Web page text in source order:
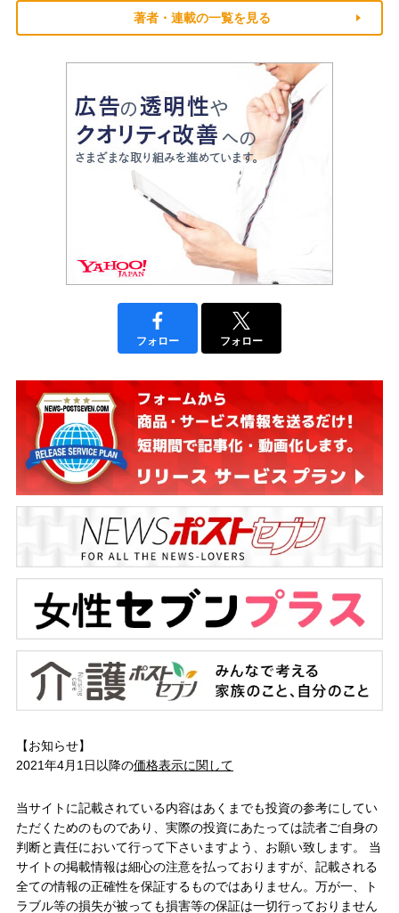
著者・連載の一覧を見る
フォロー フォロー
【お知らせ】
2021年4月1日以降の価格表示に関して
当サイトに記載されている内容はあくまでも投資の参考にしてい
ただくためのものであり、実際の投資にあたっては読者ご自身の
判断と責任において行って下さいますよう、お願い致します。 当
サイトの掲載情報は細心の注意を払っておりますが、記載される
全ての情報の正確性を保証するものではありません。万が一、ト
ラブル等の損失が被っても損害等の保証は一切行っておりません